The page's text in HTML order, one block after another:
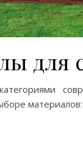
для
материалов: